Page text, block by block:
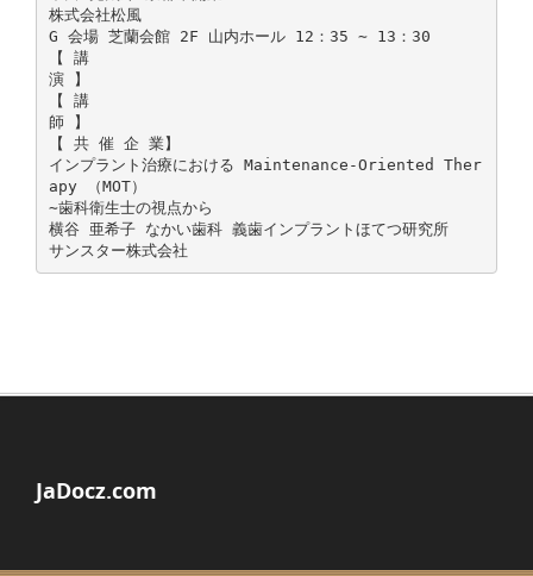
株式会社松風
G 会場 芝蘭会館 2F 山内ホール 12：35 ∼ 13：30
【 講
演 】
【 講
師 】
【 共 催 企 業】
インプラント治療における Maintenance-Oriented Ther
apy （MOT）
∼歯科衛生士の視点から
横谷 亜希子 なかい歯科 義歯インプラントほてつ研究所
JaDocz.com